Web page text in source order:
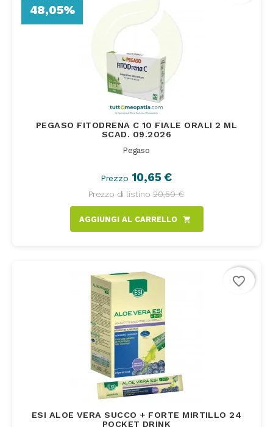
PEGASO FITODRENA C 10 FIALE ORALI 2 ML
SCAD. 09.2026
Pegaso
Prezzo 10,65 €
Prezzo di listino 20,50 €
AGGIUNGI AL CARRELLO shopping_cart
48,05%
ESI ALOE VERA SUCCO + FORTE MIRTILLO 24
POCKET DRINK
favorite_border